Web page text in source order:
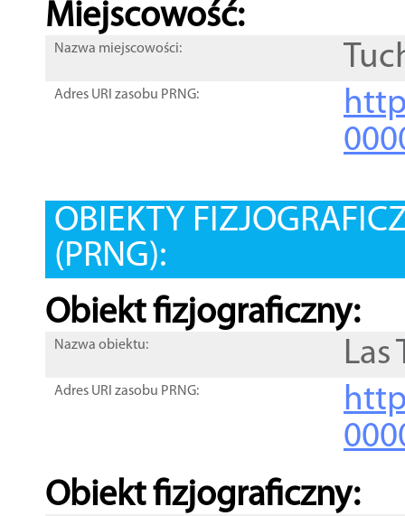
Miejscowość:
Nazwa miejscowości:
Adres URI zasobu PRNG:
OBIEKTY
(PRNG):
Obiekt fizjograficzny:
Nazwa obiektu: Las
Adres URI zasobu PRNG:
Obiekt fizjograficzny: